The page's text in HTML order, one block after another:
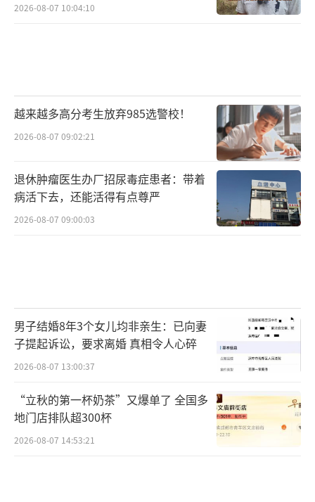
2026-08-07 10:04:10
越来越多高分考生放弃985选警校！
2026-08-07 09:02:21
退休肿瘤医生办厂招尿毒症患者：带着
病活下去，还能活得有点尊严
2026-08-07 09:00:03
男子结婚8年3个女儿均非亲生：已向妻
子提起诉讼，要求离婚 真相令人心碎
2026-08-07 13:00:37
“立秋的第一杯奶茶”又爆单了 全国多
地门店排队超300杯
2026-08-07 14:53:21